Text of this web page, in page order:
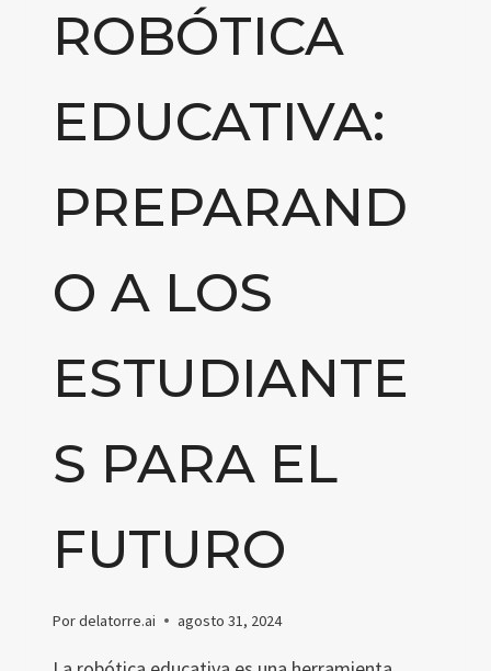
ROBÓTICA
EDUCATIVA:
PREPARAND
O A LOS
ESTUDIANTE
S PARA EL
FUTURO
Pordelatorre.ai agosto 31, 2024